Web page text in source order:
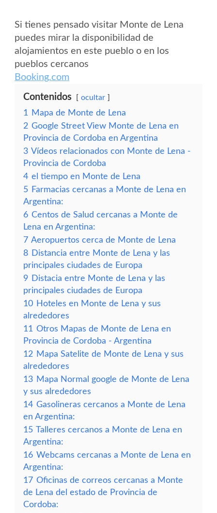
Si tienes pensado visitar Monte de Lena
puedes mirar la disponibilidad de
alojamientos en este pueblo o en los
pueblos cercanos
Booking.com
Contenidos ocultar
1
Mapa de Monte de Lena
2 Google Street View Monte de Lena en
Provincia de Cordoba en Argentina
3 Vídeos relacionados con Monte de Lena -
Provincia de Cordoba
4 el tiempo en Monte de Lena
5 Farmacias cercanas a Monte de Lena en
Argentina:
6 Centos de Salud cercanas a Monte de
Lena en Argentina:
7 Aeropuertos cerca de Monte de Lena
8 Distancia entre Monte de Lena y las
principales ciudades de Europa
9 Distacia entre Monte de Lena y las
principales ciudades de Europa
10 Hoteles en Monte de Lena y sus
alrededores
11 Otros Mapas de Monte de Lena en
Provincia de Cordoba - Argentina
12 Mapa Satelite de Monte de Lena y sus
alrededores
13 Mapa Normal google de Monte de Lena
y sus alrededores
14 Gasolineras cercanos a Monte de Lena
en Argentina:
15 Talleres cercanos a Monte de Lena en
Argentina:
16 Webcams cercanas a Monte de Lena en
Argentina:
17 Oficinas de correos cercanas a Monte
de Lena del estado de Provincia de
Cordoba: